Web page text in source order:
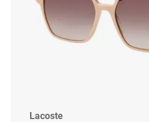
Lacoste